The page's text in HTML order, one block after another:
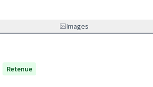
Images
Retenue